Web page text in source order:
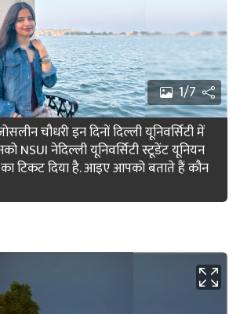
1/7
चौधरी इन दिनों दिल्ली यूनिवर्सिटी में
NSUI नेदिल्ली यूनिवर्सिटी स्टूडेंट यूनियन
टिकट दिया है. आइए आपको बताते हैं कौन